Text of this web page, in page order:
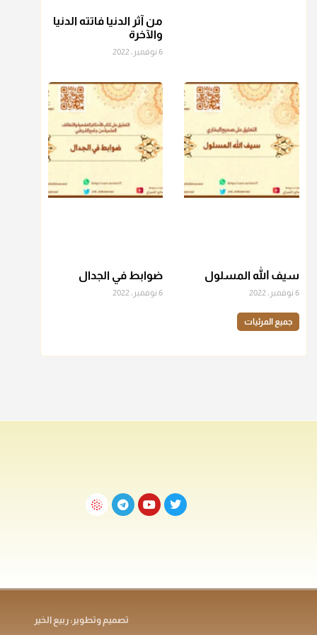
عامة الصحابة والفقهاء يفضلون إخراج صاع من البر أو التمر في
زكاة الفطر، ومنهم من جوّز العدول إلى الرز، ومنهم جوز إخراج
قيمة الصاع..فمن شق عليه إخراج الطعام هذه الأيام وأراد إخراج
القيمة فلا بأس ولا ينكر عليه
صراعهم مع متطلبات الحياة كبير
منذ 3 شهر
من آثر الدنيا فاتته الدنيا
والآخرة
6 نوفمبر، 2022
سيف الله المسلول
6 نوفمبر، 2022
ضوابط في الجدال
6 نوفمبر، 2022
جميع المرئيات
تصميم وتطوير: ربيع الخير